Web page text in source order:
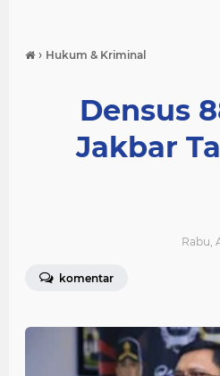
› Hukum & Kriminal
Densus
Jakbar
Rabu,
komentar